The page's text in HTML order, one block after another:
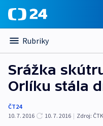
Rubriky
Srážka
Orlíku stála
ČT24
10. 7. 2016
10. 7. 2016 | Zdroj: ČTK